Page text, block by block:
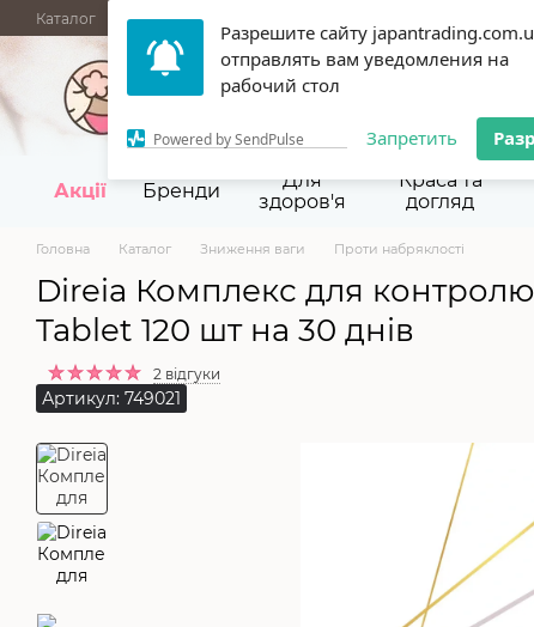
Разрешите сайту
отправлять вам уведомления на
рабочий стол
Powered by SendPulse Запретить
Перейти до основного контенту
Каталог АКЦІЇ НОВИНКИ
067 945-92-29,093
Акції Бренди
Для
здоров'я
Краса та
догляд
Головна Каталог Зниження ваги Проти набряклості
Direia Комплекс для контролю
Tablet 120 шт на 30 днів
2 відгуки
Артикул: 749021